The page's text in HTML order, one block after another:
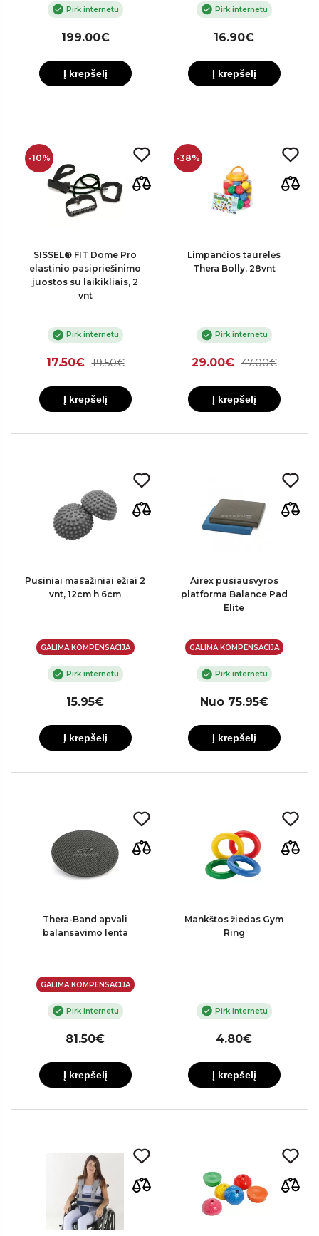
Pirk internetu
199.00€
Į krepšelį
Pirk internetu
16.90€
Į krepšelį
-10%
SISSEL® FIT Dome Pro
elastinio pasipriešinimo
juostos su laikikliais, 2
vnt
Pirk internetu
17.50€ 19.50€
Į krepšelį
-38%
Limpančios taurelės
Thera Bolly, 28vnt
Pirk internetu
29.00€ 47.00€
Į krepšelį
Pusiniai masažiniai ežiai 2
vnt, 12cm h 6cm
GALIMA KOMPENSACIJA
Pirk internetu
15.95€
Į krepšelį
Airex pusiausvyros
platforma Balance Pad
Elite
GALIMA KOMPENSACIJA
Pirk internetu
Nuo 75.95€
Į krepšelį
Thera-Band apvali
balansavimo lenta
GALIMA KOMPENSACIJA
Pirk internetu
81.50€
Į krepšelį
Mankštos žiedas Gym
Ring
Pirk internetu
4.80€
Į krepšelį